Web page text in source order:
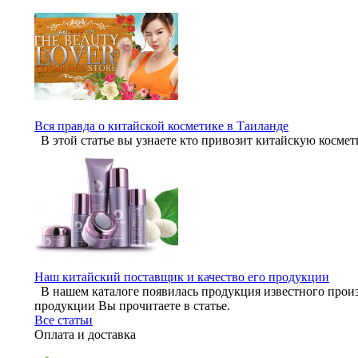
Вся правда о китайской косметике в Таиланде
В этой статье вы узнаете кто привозит китайскую
Наш китайский поставщик и качество его продукции
В нашем каталоге появилась продукция известного
продукции Вы прочитаете в статье.
Все статьи
Оплата и доставка